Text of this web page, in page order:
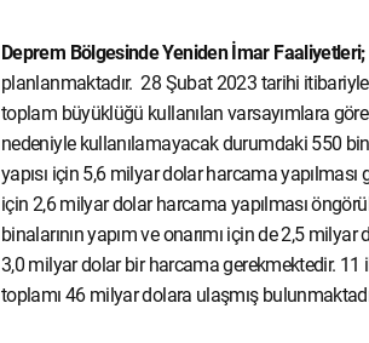
Deprem Bölgesinde Yeniden İmar Faaliyetleri;
planlanmaktadır. 28 Şubat 2023 tarihi
toplam büyüklüğü kullanılan varsayımlara
nedeniyle kullanılamayacak durumdaki 550
yapısı için 5,6 milyar dolar harcama
için 2,6 milyar dolar harcama yapılması
binalarının yapım ve onarımı için de 2,5
3,0 milyar dolar bir harcama gerekmektedir.
toplamı 46 milyar dolara ulaşmış